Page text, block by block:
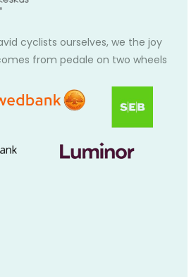
cyclists ourselves, we the joy
from pedale on two wheels